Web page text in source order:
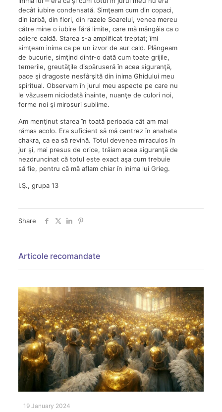
decât iubire condensată. Simţeam cum din copaci,
din iarbă, din flori, din razele Soarelui, venea mereu
către mine o iubire fără limite, care mă mângâia ca o
adiere caldă. Starea s-a amplificat treptat; îmi
simţeam inima ca pe un izvor de aur cald. Plângeam
de bucurie, simţind dintr-o dată cum toate grijile,
temerile, greutăţile dispăruseră în acea siguranţă,
pace şi dragoste nesfârşită din inima Ghidului meu
spiritual. Observam în jurul meu aspecte pe care nu
le văzusem niciodată înainte, nuanţe de culori noi,
forme noi şi mirosuri sublime.
Am menţinut starea în toată perioada cât am mai
rămas acolo. Era suficient să mă centrez în anahata
chakra, ca ea să revină. Totul devenea miraculos în
jur şi, mai presus de orice, trăiam acea siguranţă de
nezdruncinat că totul este exact aşa cum trebuie
să fie, pentru că mă aflam chiar în inima lui Grieg.
I.Ş., grupa 13
Share
Articole recomandate
19 January 2024